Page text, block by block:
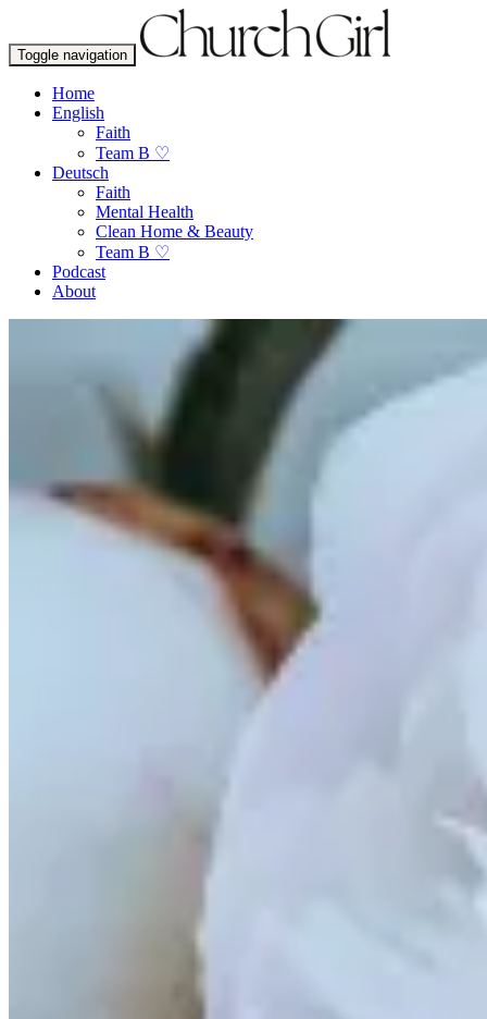
Toggle navigation
Home
English
Faith
Team B ♡
Deutsch
Faith
Mental Health
Clean Home & Beauty
Team B ♡
Podcast
About